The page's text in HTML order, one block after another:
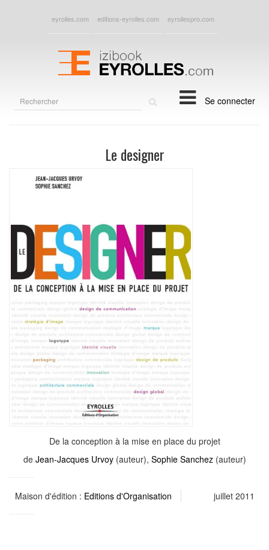
eyrolles.com editions-eyrolles.com eyrollespro.com
Se connecter
Le designer
De la conception à la mise en place du projet
de Jean-Jacques Urvoy(auteur), Sophie Sanchez(auteur)
Maison d'édition : Editions d'Organisation juillet 2011